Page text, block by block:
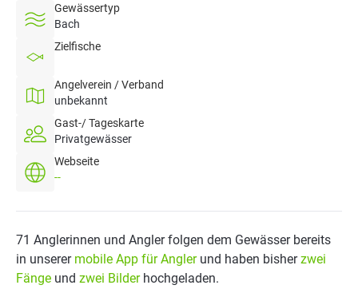
Gewässertyp
Bach
Zielfische
Angelverein / Verband
unbekannt
Gast-/ Tageskarte
Privatgewässer
Webseite
--
71 Anglerinnen und Angler folgen dem Gewässer bereits
in unserer mobile App für Anglerund haben bisherzwei
Fänge und zwei Bilderhochgeladen.